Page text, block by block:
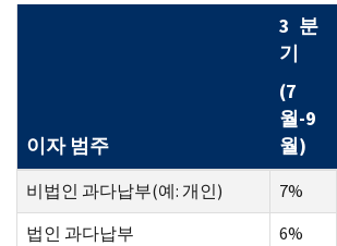
이자 범주
3 분
기
(7
월-9
월)
비법인 과다납부(예: 개인) 7%
법인 과다납부
6%